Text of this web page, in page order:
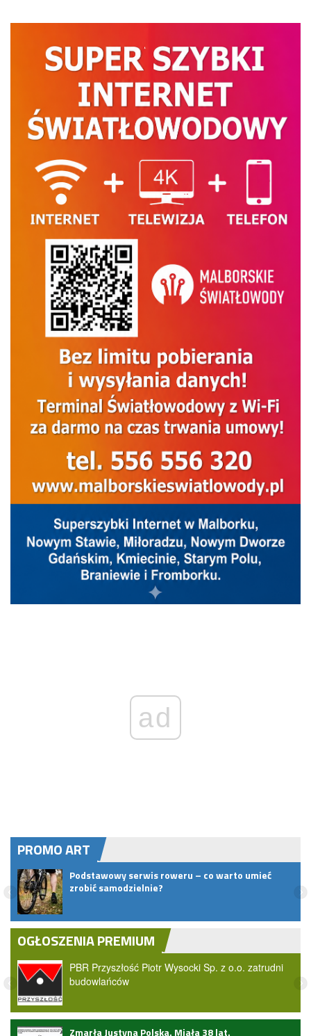
ad
PROMO ART
Podstawowy serwis roweru – co warto umieć
zrobić samodzielnie?
OGŁOSZENIA PREMIUM
PBR Przyszłość Piotr Wysocki Sp. z o.o. zatrudni
budowlańców
Zmarła Justyna Polska. Miała 38 lat.